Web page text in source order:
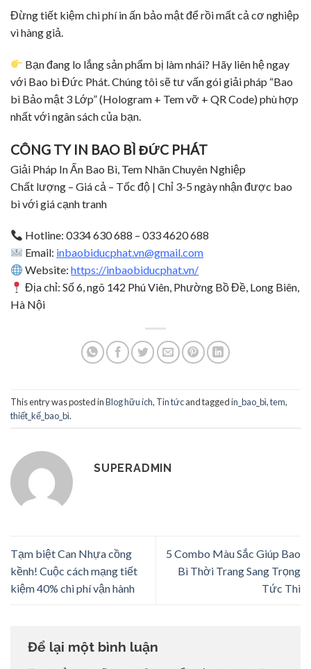
Đừng tiết kiệm chi phí in ấn bảo mật để rồi mất cả cơ nghiệp
vì hàng giả.
Bạn đang lo lắng sản phẩm bị làm nhái? Hãy liên hệ ngay
với Bao bì Đức Phát. Chúng tôi sẽ tư vấn gói giải pháp “Bao
bì Bảo mật 3 Lớp” (Hologram + Tem vỡ + QR Code) phù hợp
nhất với ngân sách của bạn.
CÔNG TY IN BAO BÌ ĐỨC PHÁT
Giải Pháp In Ấn Bao Bì, Tem Nhãn Chuyên Nghiệp
Chất lượng – Giá cả – Tốc độ | Chỉ 3-5 ngày nhận được bao
bì với giá cạnh tranh
Hotline: 0334 630 688 – 033 4620 688
Email: inbaobiducphat.vn@gmail.com
Website:https://inbaobiducphat.vn/
Địa chỉ: Số 6, ngõ 142 Phú Viên, Phường Bồ Đề, Long Biên,
Hà Nội
This entry was posted inBlog hữu ích, Tin tứcand taggedin_bao_bì,tem,
thiết_kế_bao_bì.
SUPERADMIN
Tạm biệt Can Nhựa cồng
kềnh! Cuộc cách mạng tiết
kiệm 40% chi phí vận hành
5 Combo Màu Sắc Giúp Bao
Bì Thời Trang Sang Trọng
Tức Thì
Để lại một bình luận